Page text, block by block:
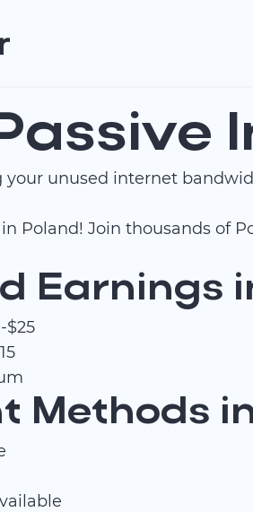
your unused internet
Poland! Join thousands of
Earnings
$25
Methods